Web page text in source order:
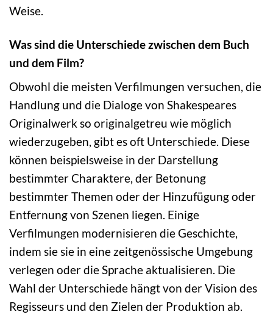
Weise.
Was sind die Unterschiede zwischen dem Buch
und dem Film?
Obwohl die meisten Verfilmungen versuchen, die
Handlung und die Dialoge von Shakespeares
Originalwerk so originalgetreu wie möglich
wiederzugeben, gibt es oft Unterschiede. Diese
können beispielsweise in der Darstellung
bestimmter Charaktere, der Betonung
bestimmter Themen oder der Hinzufügung oder
Entfernung von Szenen liegen. Einige
Verfilmungen modernisieren die Geschichte,
indem sie sie in eine zeitgenössische Umgebung
verlegen oder die Sprache aktualisieren. Die
Wahl der Unterschiede hängt von der Vision des
Regisseurs und den Zielen der Produktion ab.